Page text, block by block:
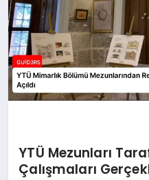
YTÜ Mezunları
Çalışmaları